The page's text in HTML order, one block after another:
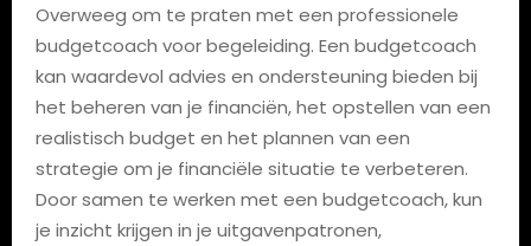
Overweeg om te praten met een professionele
budgetcoach voor begeleiding. Een budgetcoach
kan waardevol advies en ondersteuning bieden bij
het beheren van je financiën, het opstellen van een
realistisch budget en het plannen van een
strategie om je financiële situatie te verbeteren.
Door samen te werken met een budgetcoach, kun
je inzicht krijgen in je uitgavenpatronen,